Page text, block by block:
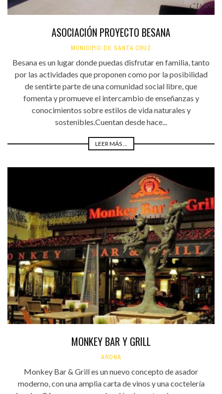
ASOCIACIÓN PROYECTO BESANA
MUNICIPIO DE SANTA CRUZ
Besana es un lugar donde puedas disfrutar en familia, tanto
por las actividades que proponen como por la posibilidad
de sentirte parte de una comunidad social libre, que
fomenta y promueve el intercambio de enseñanzas y
conocimientos sobre estilos de vida naturales y
sostenibles.Cuentan desde hace...
LEER MÁS ...
MONKEY BAR Y GRILL
ARONA
Monkey Bar & Grill es un nuevo concepto de asador
moderno, con una amplia carta de vinos y una coctelería